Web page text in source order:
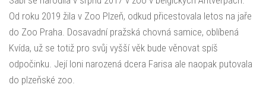
Od roku 2019 žila v Zoo Plzeň, odkud přicestovala letos na jaře
do Zoo Praha. Dosavadní pražská chovná samice, oblíbená
Kvída, už se totiž pro svůj vyšší věk bude věnovat spíš
odpočinku. Její loni narozená dcera Farisa ale naopak putovala
do plzeňské zoo.